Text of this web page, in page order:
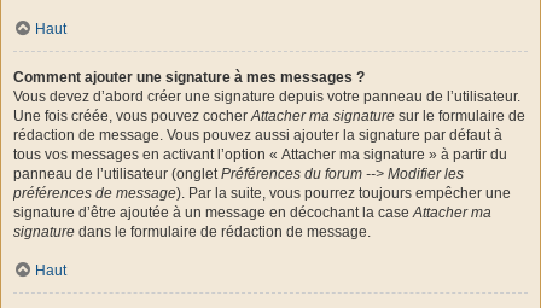
Haut
Comment ajouter une signature à mes messages ?
Vous devez d’abord créer une signature depuis votre panneau de l’utilisateur.
Une fois créée, vous pouvez cocherAttacher ma signature sur le formulaire de
rédaction de message. Vous pouvez aussi ajouter la signature par défaut à
tous vos messages en activant l’option « Attacher ma signature » à partir du
panneau de l’utilisateur (ongletPréférences du forum --> Modifier les
préférences de message). Par la suite, vous pourrez toujours empêcher une
signature d’être ajoutée à un message en décochant la caseAttacher ma
signature dans le formulaire de rédaction de message.
Haut